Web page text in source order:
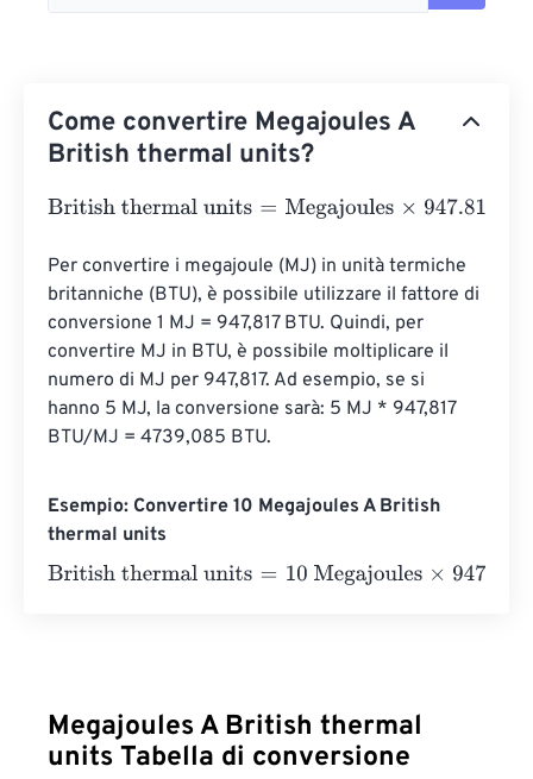
Come convertire Megajoules A
British thermal units?
British thermal units=Megajoules×947.81712031
Per convertire i megajoule (MJ) in unità termiche
britanniche (BTU), è possibile utilizzare il fattore di
conversione 1 MJ = 947,817 BTU. Quindi, per
convertire MJ in BTU, è possibile moltiplicare il
numero di MJ per 947,817. Ad esempio, se si
hanno 5 MJ, la conversione sarà: 5 MJ * 947,817
BTU/MJ = 4739,085 BTU.
Esempio: Convertire 10 Megajoules A British
thermal units
British thermal units=10 Megajoules×947.81712031=
Megajoules A British thermal
units Tabella di conversione